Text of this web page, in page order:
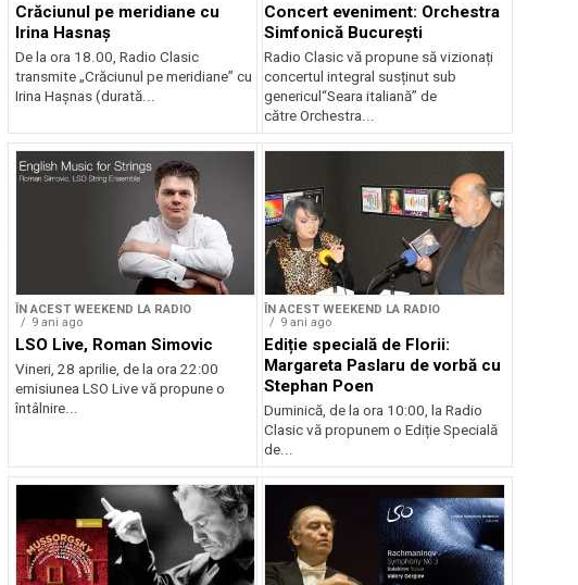
Crăciunul pe meridiane cu
Irina Hasnaș
De la ora 18.00, Radio Clasic
transmite „Crăciunul pe meridiane” cu
Irina Hașnas (durată...
Concert eveniment: Orchestra
Simfonică București
Radio Clasic vă propune să vizionați
concertul integral susținut sub
genericul“Seara italiană” de
către Orchestra...
ÎN ACEST WEEKEND LA RADIO
9 ani ago
LSO Live, Roman Simovic
Vineri, 28 aprilie, de la ora 22:00
emisiunea LSO Live vă propune o
întâlnire...
ÎN ACEST WEEKEND LA RADIO
9 ani ago
Ediție specială de Florii:
Margareta Paslaru de vorbă cu
Stephan Poen
Duminică, de la ora 10:00, la Radio
Clasic vă propunem o Ediție Specială
de...